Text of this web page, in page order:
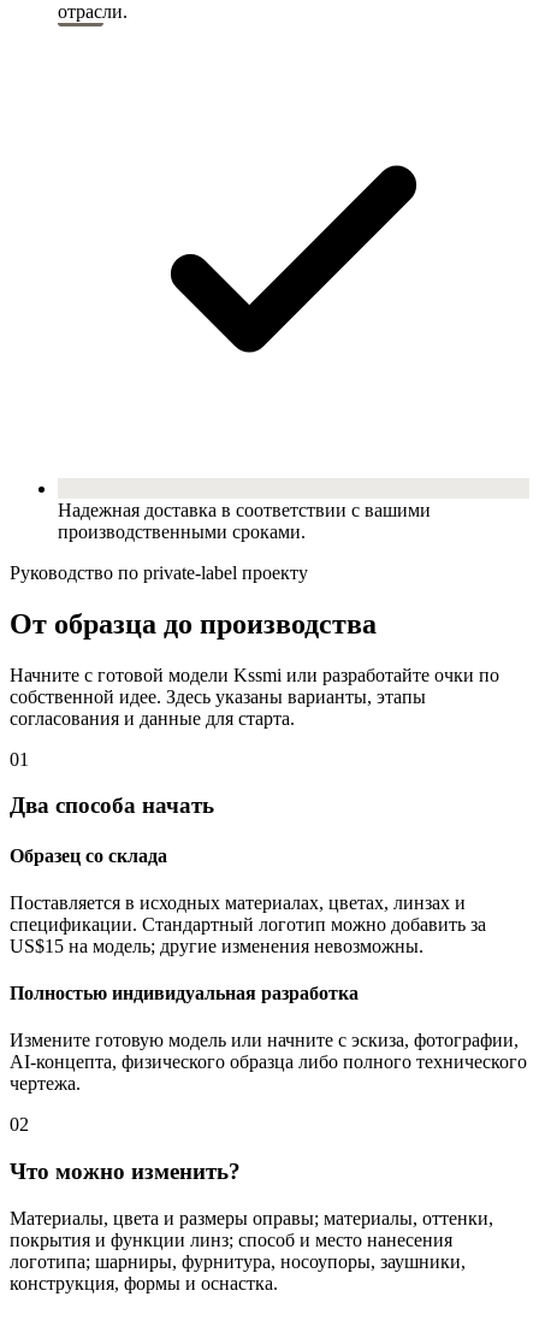
отрасли.
Надежная доставка в соответствии с вашими
производственными сроками.
Руководство по private-label проекту
От образца до производства
Начните с готовой модели Kssmi или разработайте очки по
собственной идее. Здесь указаны варианты, этапы
согласования и данные для старта.
01
Два способа начать
Образец со склада
Поставляется в исходных материалах, цветах, линзах и
спецификации. Стандартный логотип можно добавить за
US$15 на модель; другие изменения невозможны.
Полностью индивидуальная разработка
Измените готовую модель или начните с эскиза, фотографии,
AI-концепта, физического образца либо полного технического
чертежа.
02
Что можно изменить?
Материалы, цвета и размеры оправы; материалы, оттенки,
покрытия и функции линз; способ и место нанесения
логотипа; шарниры, фурнитура, носоупоры, заушники,
конструкция, формы и оснастка.